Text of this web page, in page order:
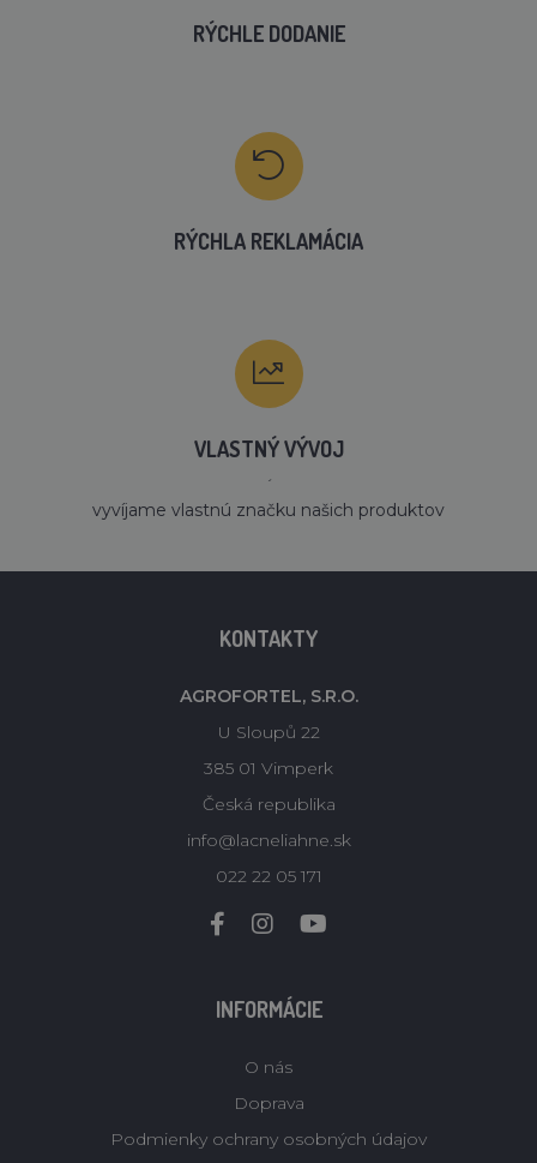
RÝCHLE DODANIE
RÝCHLA REKLAMÁCIA
VLASTNÝ VÝVOJ
´
vyvíjame vlastnú značku našich produktov
KONTAKTY
AGROFORTEL, S.R.O.
U Sloupů 22
385 01 Vimperk
Česká republika
info@lacneliahne.sk
022 22 05 171
INFORMÁCIE
O nás
Doprava
Podmienky ochrany osobných údajov